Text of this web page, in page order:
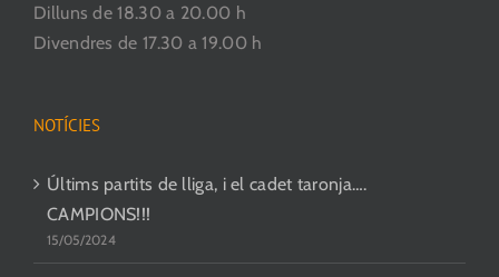
Dilluns de 18.30 a 20.00 h
Divendres de 17.30 a 19.00 h
NOTÍCIES
Últims partits de lliga, i el cadet taronja….
CAMPIONS!!!
15/05/2024